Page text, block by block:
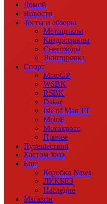
Домой
Новости
Тесты и обзоры
Мотоциклы
Квадроциклы
Снегоходы
Экипировка
Спорт
MotoGP
WSBK
RSBK
Dakar
Isle of Man TT
MotoE
Мотокросс
Прочее
Путешествия
Кастом зона
Еще
Коробка News
ЛИКБЕЗ
Наследие
Магазин